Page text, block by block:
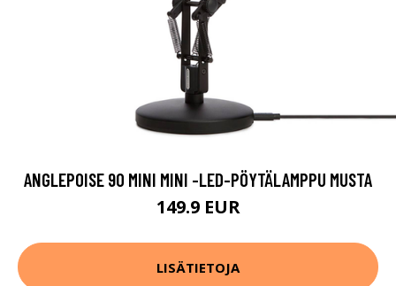
ANGLEPOISE 90 MINI MINI -LED-PÖYTÄLAMPPU MUSTA
149.9 EUR
LISÄTIETOJA